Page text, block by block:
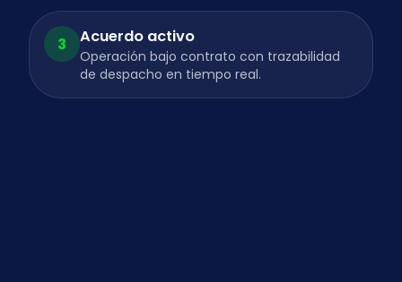
3 Acuerdo activo
Operación bajo contrato con trazabilidad
de despacho en tiempo real.